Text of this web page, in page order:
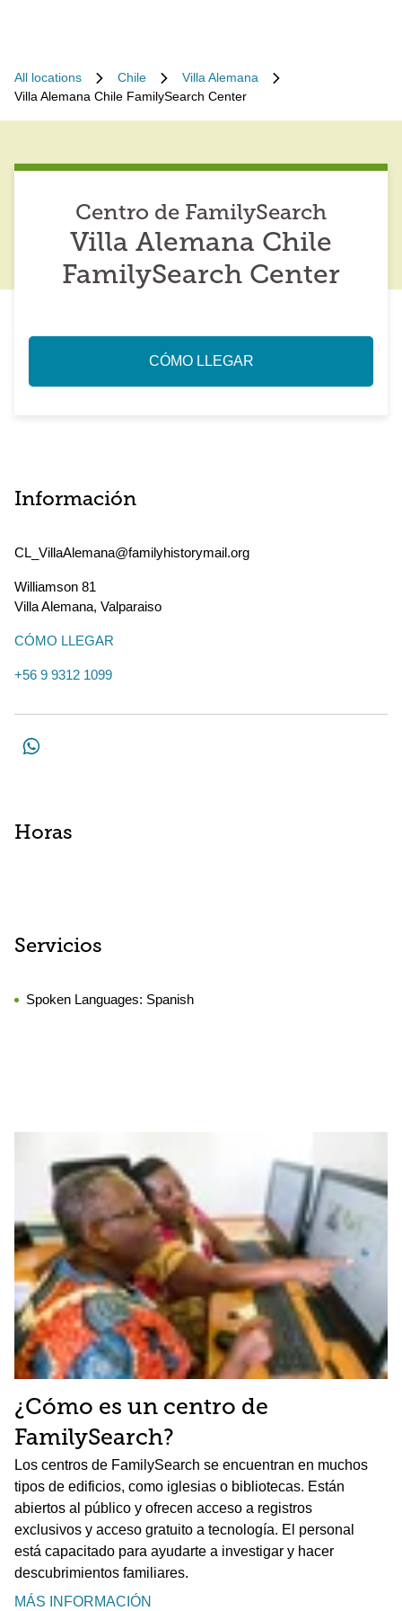
All locations Chile
Villa Alemana
Villa Alemana Chile FamilySearch Center
Centro de FamilySearch
Villa Alemana Chile
FamilySearch Center
CÓMO LLEGAR
Información
CL_VillaAlemana@familyhistorymail.org
Williamson 81
Villa Alemana, Valparaiso
CÓMO LLEGAR
+56 9 9312 1099
Horas
Servicios
Spoken Languages: Spanish
¿Cómo es un centro de
FamilySearch?
Los centros de FamilySearch se encuentran en muchos
tipos de edificios, como iglesias o bibliotecas. Están
abiertos al público y ofrecen acceso a registros
exclusivos y acceso gratuito a tecnología. El personal
está capacitado para ayudarte a investigar y hacer
descubrimientos familiares.
MÁS INFORMACIÓN